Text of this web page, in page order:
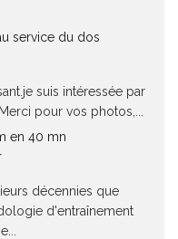
service du dos
suis intéressée par
pour vos photos,...
en 40 mn
décennies que
d'entraînement